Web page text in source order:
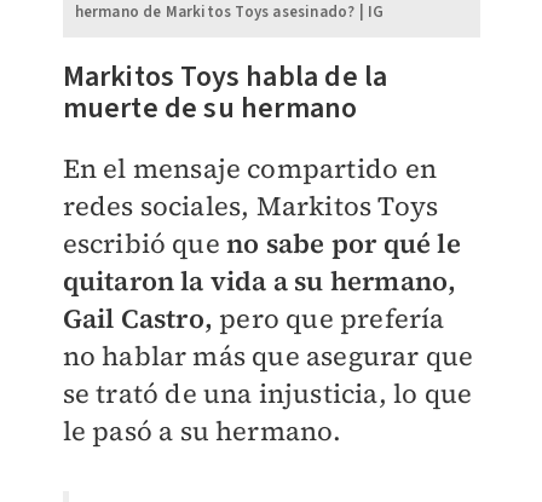
hermano de Markitos Toys asesinado? | IG
Markitos Toys habla de la
muerte de su hermano​
En el mensaje compartido en
redes sociales, Markitos Toys
escribió queno sabe por qué le
quitaron la vida a su hermano,
Gail Castro, pero que prefería
no hablar más que asegurar que
se trató de una injusticia, lo que
le pasó a su hermano.